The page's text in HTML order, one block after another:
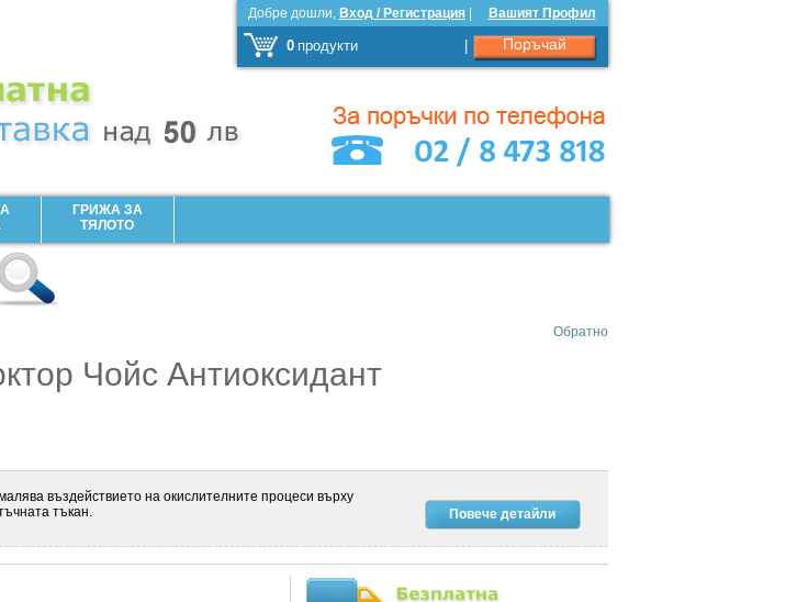
Добре дошли, Вход / Регистрация| Вашият Профил
0 продукти Поръчай
ГРИЖА ЗА
ТЯЛОТО
Обратно
Чойс Антиоксидант
въздействието на окислителните процеси върху
тъкан.
Повече детайли